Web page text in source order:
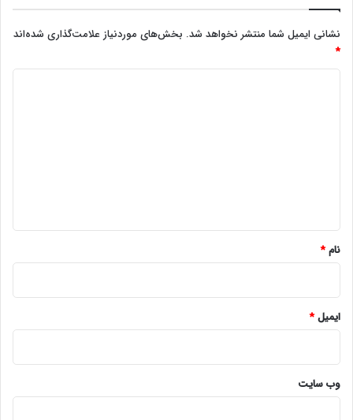
نشانی ایمیل شما منتشر نخواهد شد. بخش‌های موردنیاز علامت‌گذاری شده‌اند
*
نام*
ایمیل*
وب‌ سایت